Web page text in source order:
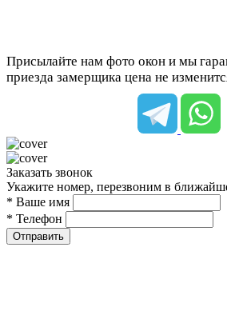
Присылайте нам фото окон и мы
приезда замерщика цена не
Заказать звонок
Укажите номер, перезвоним в
* Ваше имя
* Телефон
Отправить